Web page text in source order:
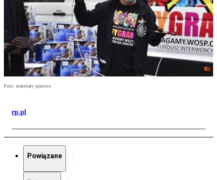
Foto: materiały prasowe
rp.pl
Powiązane